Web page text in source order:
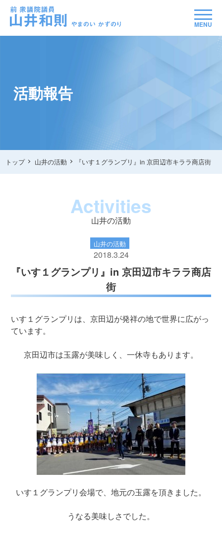
MENU
活動報告
トップ 山井の活動 『いす１グランプリ』in 京田辺市キララ商店街
Activities
山井の活動
山井の活動
2018.3.24
『いす１グランプリ』in 京田辺市キララ商店
街
いす１グランプリは、京田辺が発祥の地で世界に広がっ
ています。
京田辺市は玉露が美味しく、一休寺もあります。
いす１グランプリ会場で、地元の玉露を頂きました。
うなる美味しさでした。